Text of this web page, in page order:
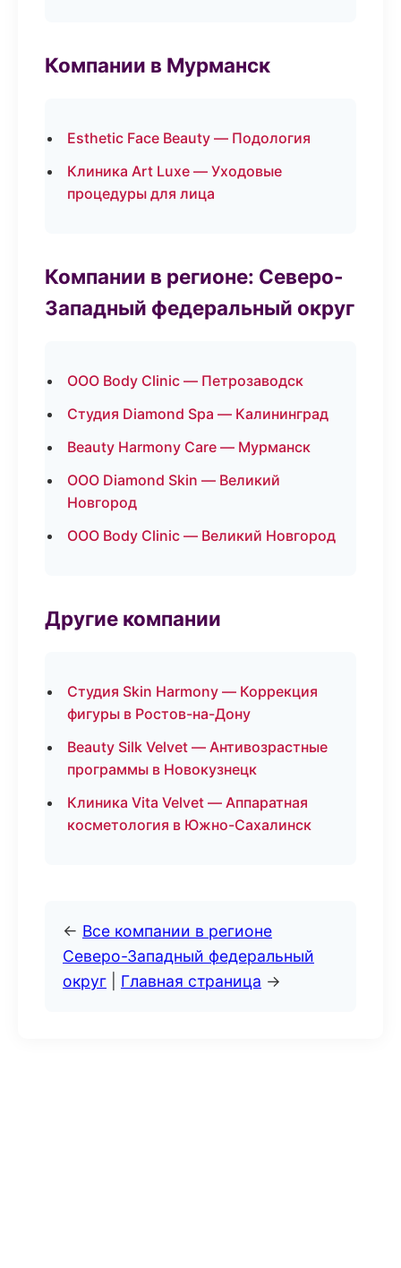
Компании в Мурманск
Esthetic Face Beauty — Подология
Клиника Art Luxe — Уходовые
процедуры для лица
Компании в регионе: Северо-
Западный федеральный округ
ООО Body Clinic — Петрозаводск
Студия Diamond Spa — Калининград
Beauty Harmony Care — Мурманск
ООО Diamond Skin — Великий
Новгород
ООО Body Clinic — Великий Новгород
Другие компании
Студия Skin Harmony — Коррекция
фигуры в Ростов-на-Дону
Beauty Silk Velvet — Антивозрастные
программы в Новокузнецк
Клиника Vita Velvet — Аппаратная
косметология в Южно-Сахалинск
← Все компании в регионе
Северо-Западный федеральный
округ
Главная страница →